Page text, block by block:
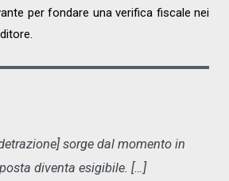
per fondare una verifica fiscale nei
sorge dal momento in
diventa esigibile. […]